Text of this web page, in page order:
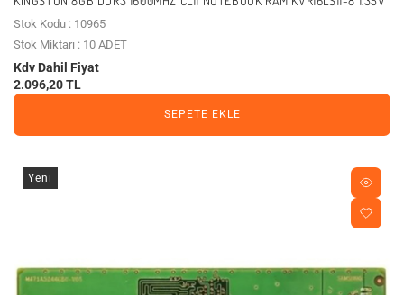
Stok Kodu : 10965
Stok Miktarı : 10 ADET
Kdv Dahil Fiyat
2.096,20 TL
SEPETE EKLE
Yeni